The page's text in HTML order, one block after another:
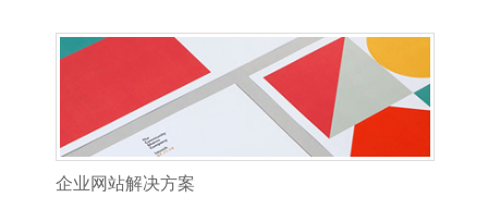
企业网站解决方案